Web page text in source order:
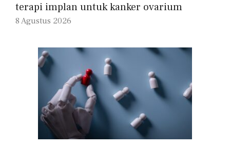
terapi implan untuk kanker ovarium
8 Agustus 2026